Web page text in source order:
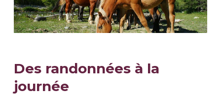
Des randonnées à la
journée